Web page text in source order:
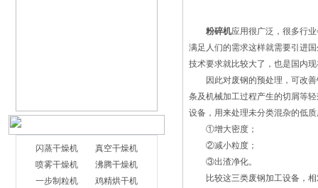
闪蒸干燥机
真空干燥机
喷雾干燥机
沸腾干燥机
一步制粒机
鸡精烘干机
粉碎机应用很广泛，很多行
满足人们的需求这样就需要引进
技术要求就比较大了，也是国内
因此对废钢的预处理，可改善
条及机械加工过程产生的切屑等
设备，用来处理未分类混杂的低
①增大密度；
②减小粒度；
③出渣净化。
比较这三类废钢加工设备，相